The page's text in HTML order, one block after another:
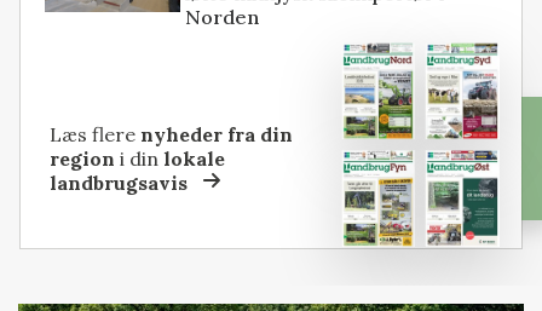
Norden
Læs flere nyheder fra din
region i dinlokale
landbrugsavis